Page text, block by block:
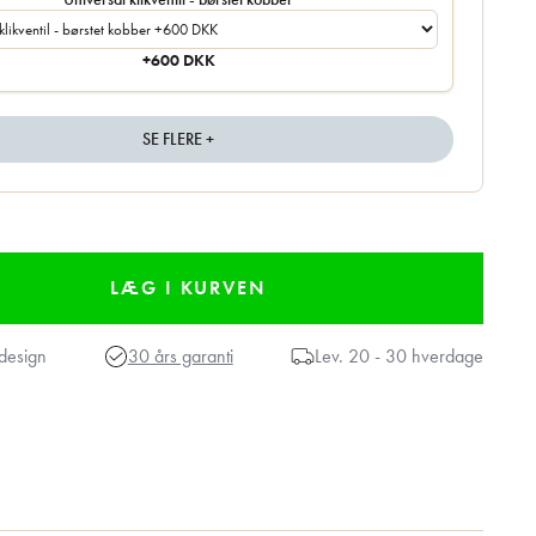
+600 DKK
SE FLERE +
30 års garanti Lev. 20 - 30 hverdage